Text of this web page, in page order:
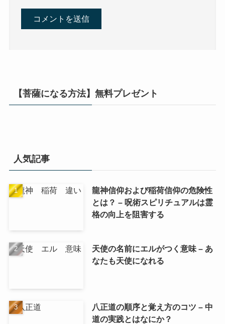
【菩薩になる方法】無料プレゼント
人気記事
龍神信仰および稲荷信仰の危険性
とは？ – 呪術スピリチュアルは霊
格の向上を阻害する
天使の名前にエルがつく意味 – あ
なたも天使になれる
八正道の順序と覚え方のコツ – 中
道の実践とはなにか？